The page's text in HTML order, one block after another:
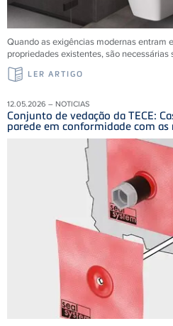
Quando as exigências modernas entram
propriedades existentes, são
LER ARTIGO
12.05.2026 – NOTICIAS
Conjunto de vedação da TECE:
parede em conformidade com as